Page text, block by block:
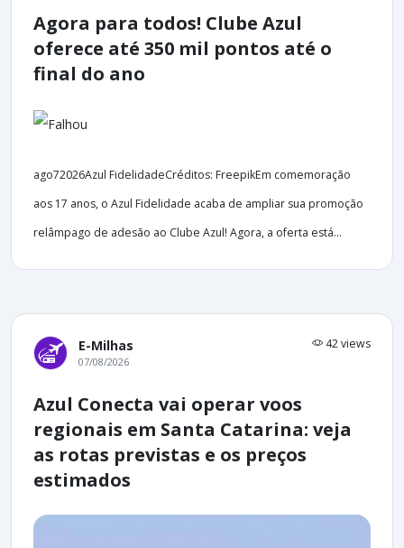
Agora para todos! Clube Azul
oferece até 350 mil pontos até o
final do ano
ago72026Azul FidelidadeCréditos: FreepikEm comemoração
aos 17 anos, o Azul Fidelidade acaba de ampliar sua promoção
relâmpago de adesão ao Clube Azul! Agora, a oferta está...
E-Milhas 42 views
07/08/2026
Azul Conecta vai operar voos
regionais em Santa Catarina: veja
as rotas previstas e os preços
estimados